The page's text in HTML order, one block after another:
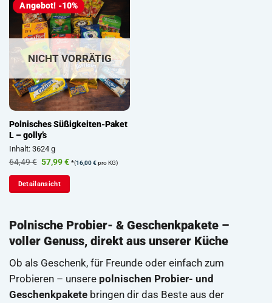
Angebot! -10%
NICHT VORRÄTIG
Polnisches Süßigkeiten-Paket
L – golly’s
Inhalt: 3624 g
64,49€ Ursprünglicher
war:
64,49 €
57,99€Aktueller
ist:
*(16,00€pro KG)
Detailansicht
Polnische Probier- & Geschenkpakete –
voller Genuss, direkt aus unserer Küche
Ob als Geschenk, für Freunde oder einfach zum
Probieren – unsere polnischen Probier- und
Geschenkpakete bringen dir das Beste aus der